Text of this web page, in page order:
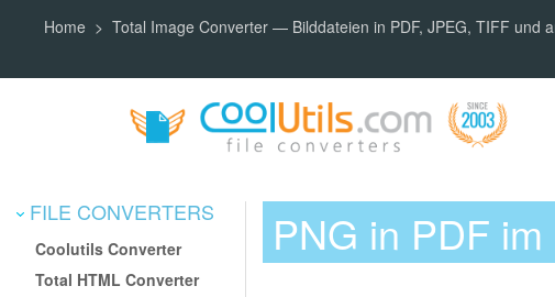
Home Total Image Converter — Bilddateien in PDF, JPEG, TIFF und
FILE CONVERTERS
Coolutils Converter
Total HTML Converter
PNG in PDF